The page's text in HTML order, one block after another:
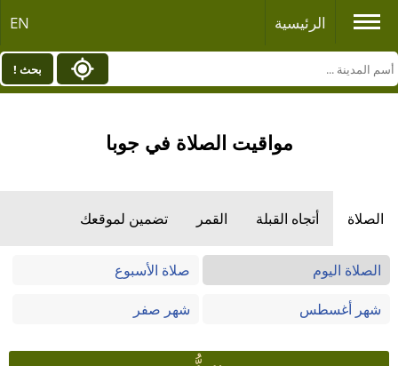
الرئيسية EN
بحث !
مواقيت الصلاة في جوبا
الصلاة أتجاه القبلة القمر تضمين لموقعك
الصلاة اليوم
صلاة الأسبوع
شهر أغسطس
شهر صفر